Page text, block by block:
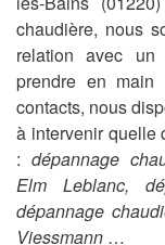
chaudière, nous
relation avec un
prendre en main
contacts, nous
à intervenir quelle
: dépannage
Elm Leblanc,
dépannage
Viessmann …